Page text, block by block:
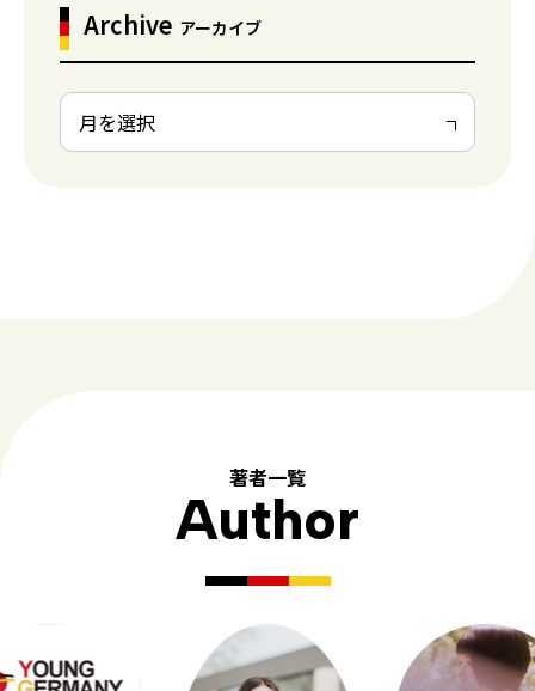
Archive アーカイブ
著者一覧
Author